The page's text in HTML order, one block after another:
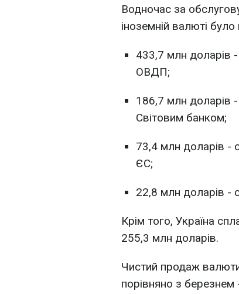
Водночас за
іноземній валюті
433,7 млн доларів
ОВДП;
186,7 млн доларів
Світовим банком;
73,4 млн доларів -
ЄС;
22,8 млн доларів -
Крім того, Україна
255,3 млн доларів.
Чистий продаж
порівняно з березнем